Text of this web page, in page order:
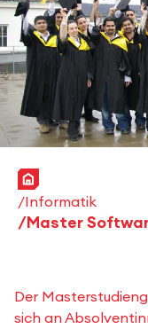
Startseite
Informatik
Master
Der
sich an